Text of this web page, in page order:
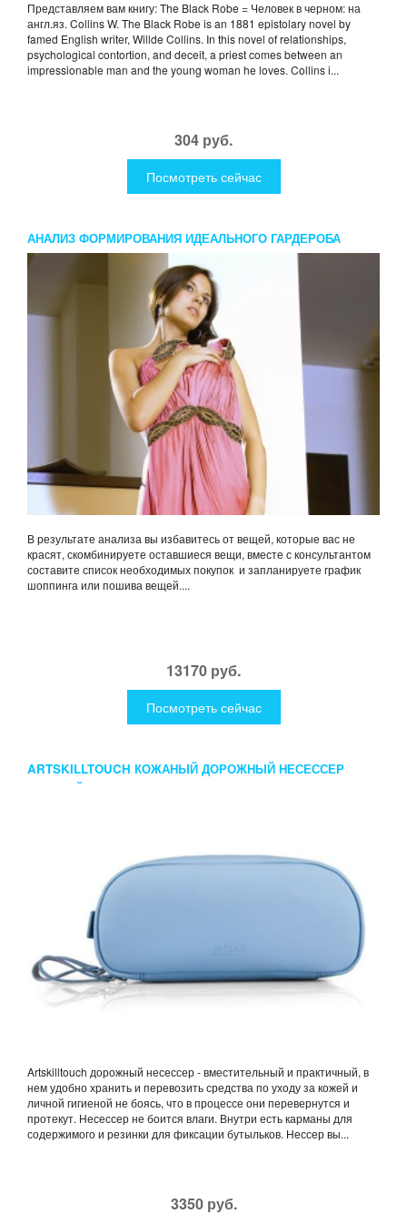
Представляем вам книгу: The Black Robe = Человек в черном: на
англ.яз. Collins W. The Black Robe is an 1881 epistolary novel by
famed English writer, Willde Collins. In this novel of relationships,
psychological contortion, and deceit, a priest comes between an
impressionable man and the young woman he loves. Collins i...
304 руб.
Посмотреть сейчас
АНАЛИЗ ФОРМИРОВАНИЯ ИДЕАЛЬНОГО ГАРДЕРОБА
В результате анализа вы избавитесь от вещей, которые вас не
красят, скомбинируете оставшиеся вещи, вместе с консультантом
составите список необходимых покупок и запланируете график
шоппинга или пошива вещей....
13170 руб.
Посмотреть сейчас
ARTSKILLTOUCH КОЖАНЫЙ ДОРОЖНЫЙ НЕСЕССЕР
ГОЛУБОЙ
Artskilltouch дорожный несессер - вместительный и практичный, в
нем удобно хранить и перевозить средства по уходу за кожей и
личной гигиеной не боясь, что в процессе они перевернутся и
протекут. Несессер не боится влаги. Внутри есть карманы для
содержимого и резинки для фиксации бутыльков. Нессер вы...
3350 руб.